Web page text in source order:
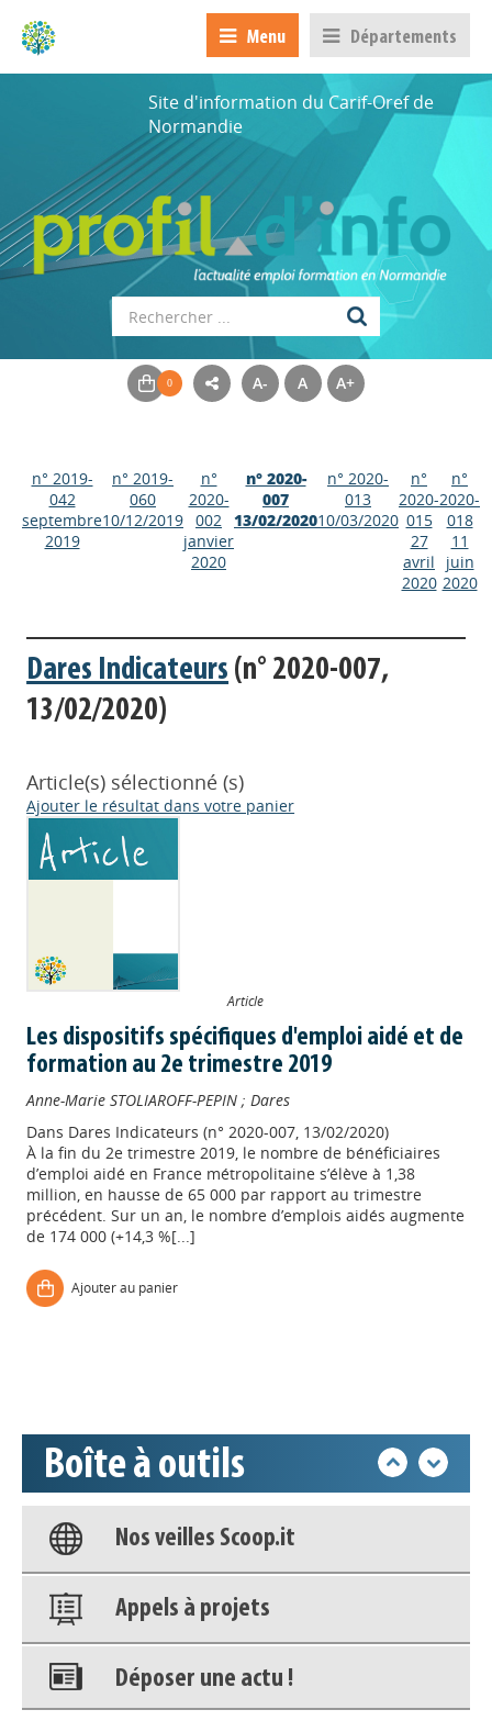
Menu Départements
Site d'information du Carif-Oref de
Normandie
A- A A+
n° 2019-
042
septembre
2019
n° 2019-
060
10/12/2019
n°
2020-
002
janvier
2020
n° 2020-
007
13/02/2020
n° 2020-
013
10/03/2020
n°
2020-
015
27
avril
2020
n°
2020-
018
11
juin
2020
Dares Indicateurs (n° 2020-007,
13/02/2020)
Article(s) sélectionné (s)
Ajouter le résultat dans votre panier
Article
Les dispositifs spécifiques d'emploi aidé et de
formation au 2e trimestre 2019
Anne-Marie STOLIAROFF-PEPIN ;Dares
Dans Dares Indicateurs (n° 2020-007, 13/02/2020)
À la fin du 2e trimestre 2019, le nombre de bénéficiaires
d’emploi aidé en France métropolitaine s’élève à 1,38
million, en hausse de 65 000 par rapport au trimestre
précédent. Sur un an, le nombre d’emplois aidés augmente
de 174 000 (+14,3 %[...]
Ajouter au panier
Boîte à outils
Appels à projets
Base documentaire
Nos veilles Scoop.it
Appels à projets
Déposer une actu !